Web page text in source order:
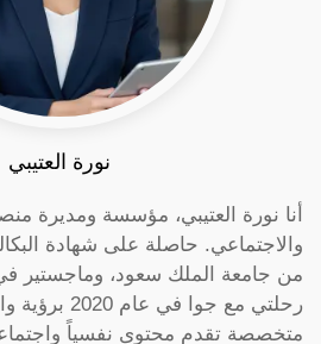
نورة العتيبي
أنا نورة العتيبي، مؤسسة ومديرة
والاجتماعي. حاصلة على شهادة
من جامعة الملك سعود، وماجستير
رحلتي مع
متخصصة تقدم محتوى نفسياً